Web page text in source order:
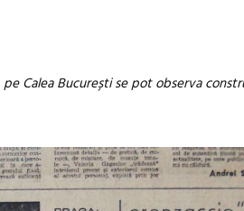
Calea București se pot observa